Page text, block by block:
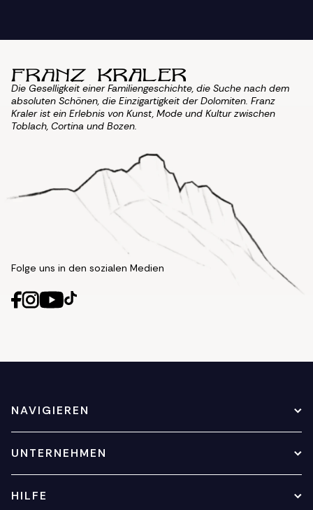
Die Geselligkeit einer Familiengeschichte, die Suche nach dem
absoluten Schönen, die Einzigartigkeit der Dolomiten. Franz
Kraler ist ein Erlebnis von Kunst, Mode und Kultur zwischen
Toblach, Cortina und Bozen.
Folge uns in den sozialen Medien
NAVIGIEREN
UNTERNEHMEN
HILFE